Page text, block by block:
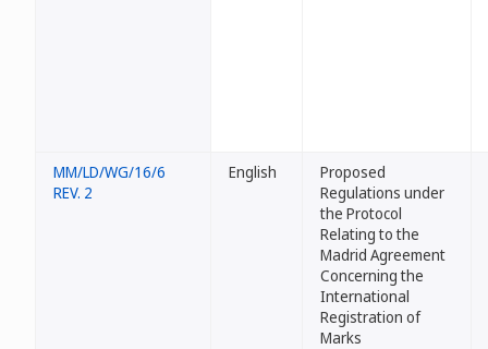
MM/LD/WG/16/6
REV. 2
English
Proposed
Regulations under
the Protocol
Relating to the
Madrid Agreement
Concerning the
International
Registration of
Marks